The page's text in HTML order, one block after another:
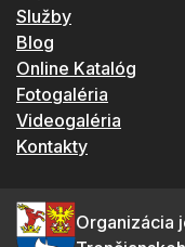
Služby
Blog
Online Katalóg
Fotogaléria
Videogaléria
Kontakty
Organizácia